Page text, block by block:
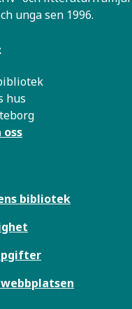
unga sen 1996.
hus
bibliotek